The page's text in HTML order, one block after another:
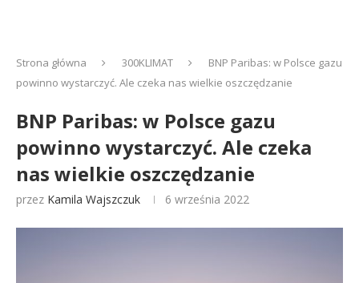
Strona główna 300KLIMAT
BNP Paribas: w Polsce gazu
powinno wystarczyć. Ale czeka nas wielkie oszczędzanie
BNP Paribas: w Polsce gazu
powinno wystarczyć. Ale czeka
nas wielkie oszczędzanie
przez Kamila Wajszczuk 6 września 2022